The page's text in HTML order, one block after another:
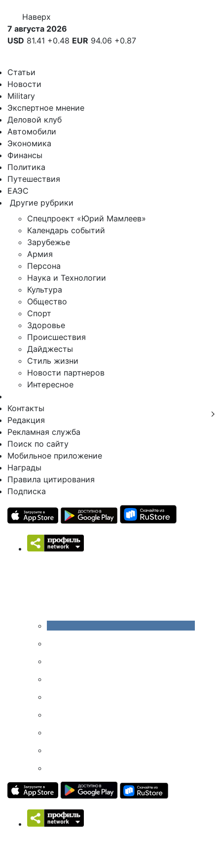
Наверх
7 августа 2026
USD 81.41 +0.48 EUR 94.06 +0.87
Статьи
Новости
Military
Экспертное мнение
Деловой клуб
Автомобили
Экономика
Финансы
Политика
Путешествия
ЕАЭС
Другие рубрики
Спецпроект «Юрий Мамлеев»
Календарь событий
Зарубежье
Армия
Персона
Наука и Технологии
Культура
Общество
Спорт
Здоровье
Происшествия
Дайджесты
Стиль жизни
Новости партнеров
Интересное
Контакты
Редакция
Рекламная служба
Поиск по сайту
Мобильное приложение
Награды
Правила цитирования
Подписка